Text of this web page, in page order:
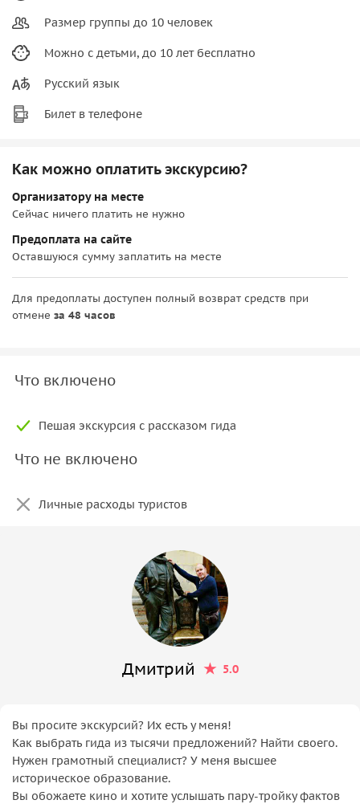
Размер группы до 10 человек
Можно с детьми, до 10 лет бесплатно
Русский язык
Билет в телефоне
Как можно оплатить экскурсию?
Организатору на месте
Сейчас ничего платить не нужно
Предоплата на сайте
Оставшуюся сумму заплатить на месте
Для предоплаты доступен полный возврат средств при
отмене за 48 часов
Что включено
Пешая экскурсия с рассказом гида
Что не включено
Личные расходы туристов
Дмитрий 5.0
Вы просите экскурсий? Их есть у меня!
Как выбрать гида из тысячи предложений? Найти своего.
Нужен грамотный специалист? У меня высшее
историческое образование.
Вы обожаете кино и хотите услышать пару-тройку фактов